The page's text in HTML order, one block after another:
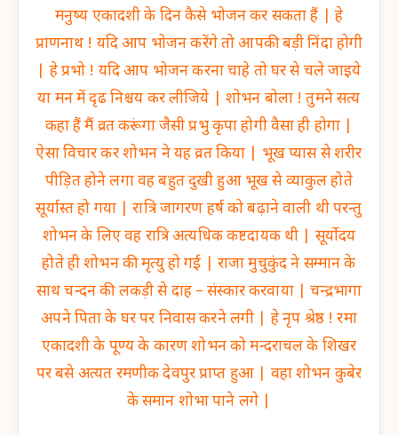
मनुष्य एकादशी के दिन कैसे भोजन कर सकता हैं | हे
प्राणनाथ ! यदि आप भोजन करेंगे तो आपकी बड़ी निंदा होगी
| हे प्रभो ! यदि आप भोजन करना चाहे तो घर से चले जाइये
या मन में दृढ निश्चय कर लीजिये | शोभन बोला ! तुमने सत्य
कहा हैं मैं व्रत करूंगा जैसी प्रभु कृपा होगी वैसा ही होगा |
ऐसा विचार कर शोभन ने यह व्रत किया | भूख प्यास से शरीर
पीड़ित होने लगा वह बहुत दुखी हुआ भूख से व्याकुल होते
सूर्यास्त हो गया | रात्रि जागरण हर्ष को बढ़ाने वाली थी परन्तु
शोभन के लिए वह रात्रि अत्यधिक कष्टदायक थी | सूर्योदय
होते ही शोभन की मृत्यु हो गई | राजा मुचुकुंद ने सम्मान के
साथ चन्दन की लकड़ी से दाह – संस्कार करवाया | चन्द्रभागा
अपने पिता के घर पर निवास करने लगी | हे नृप श्रेष्ठ ! रमा
एकादशी के पूण्य के कारण शोभन को मन्दराचल के शिखर
पर बसे अत्यत रमणीक देवपुर प्राप्त हुआ | वहा शोभन कुबेर
के समान शोभा पाने लगे |